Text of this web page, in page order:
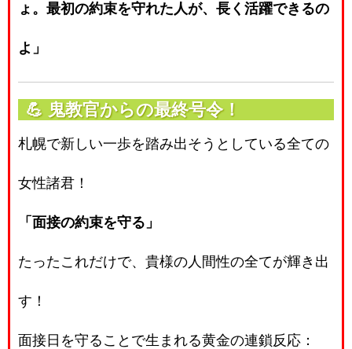
ょ。最初の約束を守れた人が、長く活躍できるの
よ」
💪 鬼教官からの最終号令！
札幌で新しい一歩を踏み出そうとしている全ての
女性諸君！
「面接の約束を守る」
たったこれだけで、貴様の人間性の全てが輝き出
す！
面接日を守ることで生まれる黄金の連鎖反応：